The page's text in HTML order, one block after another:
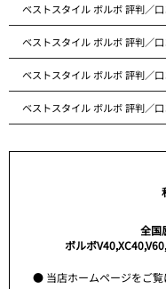
ベストスタイル ボルボ 評判／
ベストスタイル ボルボ 評判／
ベストスタイル ボルボ 評判／
ベストスタイル ボルボ 評判／
全国
ボルボ
● 当店ホームページをご覧